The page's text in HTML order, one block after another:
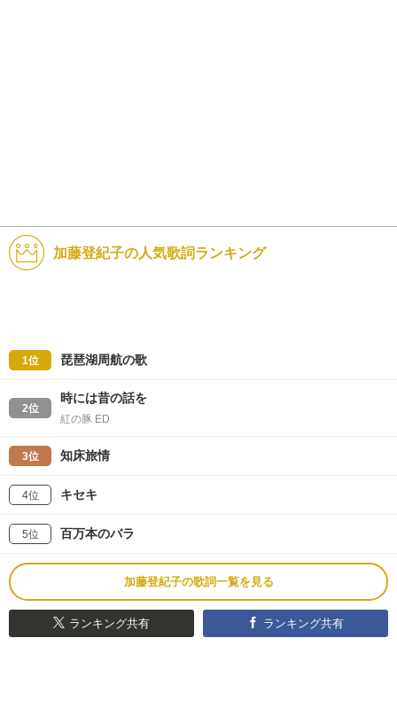
加藤登紀子の人気歌詞ランキング
1位 琵琶湖周航の歌
2位
時には昔の話を
紅の豚 ED
3位 知床旅情
4位 キセキ
5位 百万本のバラ
加藤登紀子の歌詞一覧を見る
ランキング共有 ランキング共有